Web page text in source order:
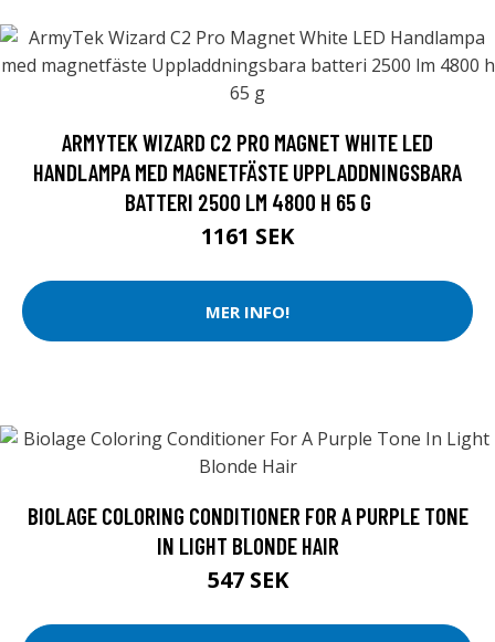
ARMYTEK WIZARD C2 PRO MAGNET WHITE LED
HANDLAMPA MED MAGNETFÄSTE UPPLADDNINGSBARA
BATTERI 2500 LM 4800 H 65 G
1161 SEK
MER INFO!
BIOLAGE COLORING CONDITIONER FOR A PURPLE TONE
IN LIGHT BLONDE HAIR
547 SEK